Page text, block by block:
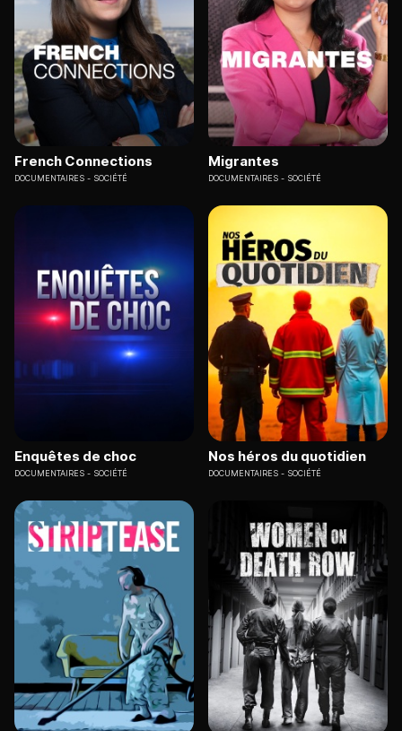
French Connections
DOCUMENTAIRES SOCIÉTÉ
Migrantes
DOCUMENTAIRES SOCIÉTÉ
Enquêtes de choc
DOCUMENTAIRES SOCIÉTÉ
Nos héros du quotidien
DOCUMENTAIRES SOCIÉTÉ